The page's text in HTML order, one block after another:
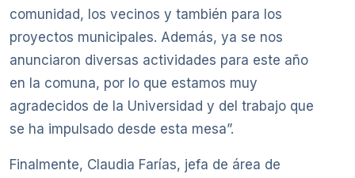
comunidad, los vecinos y también para los
proyectos municipales. Además, ya se nos
anunciaron diversas actividades para este año
en la comuna, por lo que estamos muy
agradecidos de la Universidad y del trabajo que
se ha impulsado desde esta mesa”.
Finalmente, Claudia Farías, jefa de área de